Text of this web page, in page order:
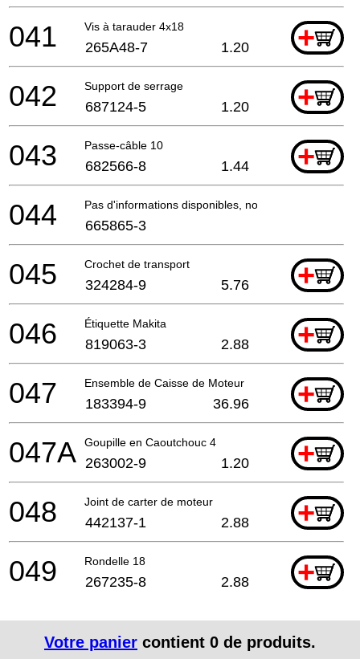
Vis à tarauder 4x18 +
041 265A48-7 1.20
Support de serrage +
042 687124-5 1.20
Passe-câble 10 +
043 682566-8 1.44
Pas d'informations disponibles, non commandable
044 665865-3
Crochet de transport +
045 324284-9 5.76
Étiquette Makita +
046 819063-3 2.88
Ensemble de Caisse de Moteur +
047 183394-9 36.96
Goupille en Caoutchouc 4 +
047A 263002-9 1.20
Joint de carter de moteur +
048 442137-1 2.88
Rondelle 18 +
049 267235-8 2.88
Votre panier contient 0 de produits.